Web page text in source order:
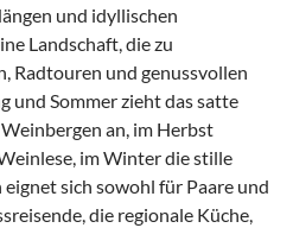
und idyllischen
Landschaft, die zu
Radtouren und genussvollen
und Sommer zieht das satte
an, im Herbst
im Winter die stille
sich sowohl für Paare und
die regionale Küche,